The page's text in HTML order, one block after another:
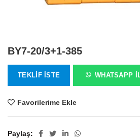
BY7-20/3+1-385
TEKLIF İSTE WHATSAPP
Favorilerime Ekle
Paylaş